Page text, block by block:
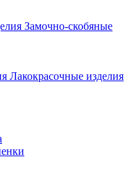
Замочно-скобяные
Лакокрасочные изделия